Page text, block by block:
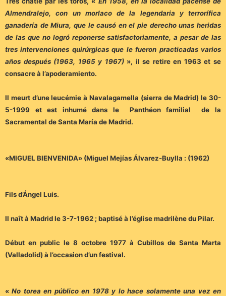
Almendralejo, con un morlaco de la legendaria y terrorífica
ganadería de Miura, que le causó en el pie derecho unas heridas
de las que no logró reponerse satisfactoriamente, a pesar de las
tres intervenciones quirúrgicas que le fueron practicadas varios
años después (1963, 1965 y 1967)», il se retire en 1963 et se
consacre à l’apoderamiento.
Il meurt d’une leucémie à Navalagamella (sierra de Madrid) le 30-
5-1999 et est inhumé dans le Panthéon familial de la
Sacramental de Santa María de Madrid.
«MIGUEL BIENVENIDA» (Miguel Mejías Álvarez-Buylla : (1962)
Fils d’Ángel Luis.
Il naît à Madrid le 3-7-1962 ; baptisé à l’église madrilène du Pilar.
Début en public le 8 octobre 1977 à Cubillos de Santa Marta
(Valladolid) à l’occasion d’un festival.
«No torea en público en 1978 y lo hace solamente una vez en